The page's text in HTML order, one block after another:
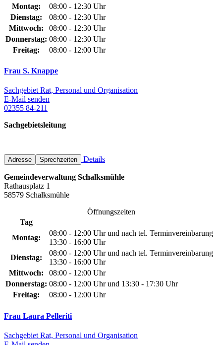
Montag:
08:00 - 12:30 Uhr
Dienstag:
08:00 - 12:30 Uhr
Mittwoch:
08:00 - 12:30 Uhr
Donnerstag: 08:00 - 12:30 Uhr
Freitag:
08:00 - 12:00 Uhr
Frau S. Knappe
Sachgebiet Rat, Personal und Organisation
E-Mail senden
02355 84-211
Sachgebietsleitung
Adresse Sprechzeiten Details
Gemeindeverwaltung Schalksmühle
Rathausplatz 1
58579 Schalksmühle
Öffnungszeiten
Tag
Montag:
08:00 - 12:00 Uhr und nach tel. Terminvereinbarung
13:30 - 16:00 Uhr
Dienstag:
08:00 - 12:00 Uhr und nach tel. Terminvereinbarung
13:30 - 16:00 Uhr
Mittwoch:
08:00 - 12:00 Uhr
Donnerstag: 08:00 - 12:00 Uhr und 13:30 - 17:30 Uhr
Freitag:
08:00 - 12:00 Uhr
Frau Laura Pelleriti
Sachgebiet Rat, Personal und Organisation